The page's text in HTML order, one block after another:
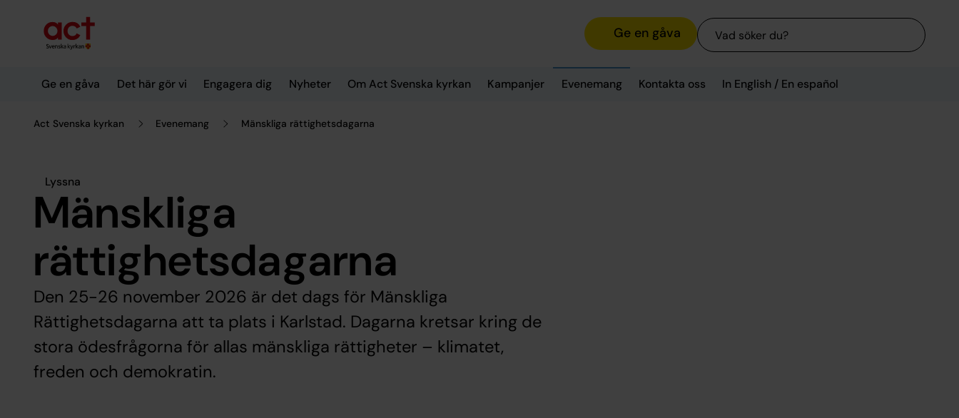
Ge en gåva
Sök
Ge en gåva Det här gör vi Engagera dig Nyheter Om Act Svenska kyrkan Kampanjer Evenemang Kontakta oss In English / En español
Act Svenska kyrkan Evenemang Mänskliga rättighetsdagarna
Lyssna
Mänskliga
rättighetsdagarna
Den 25-26 november 2026 är det dags för Mänskliga
Rättighetsdagarna att ta plats i Karlstad. Dagarna kretsar kring de
stora ödesfrågorna för allas mänskliga rättigheter – klimatet,
freden och demokratin.